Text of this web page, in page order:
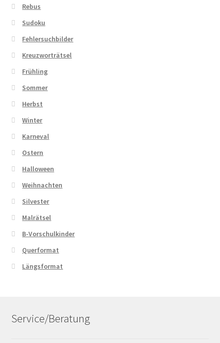
Rebus
Sudoku
Fehlersuchbilder
Kreuzworträtsel
Frühling
Sommer
Herbst
Winter
Karneval
Ostern
Halloween
Weihnachten
Silvester
Malrätsel
B-Vorschulkinder
Querformat
Längsformat
Service/Beratung